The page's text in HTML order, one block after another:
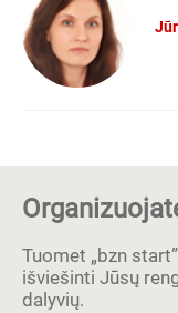
Tuomet „bzn
išviešinti Jūsų
dalyvių.